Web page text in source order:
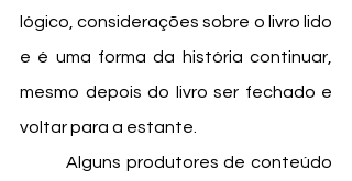
lógico, considerações sobre o livro lido
e é uma forma da história continuar,
mesmo depois do livro ser fechado e
voltar para a estante.